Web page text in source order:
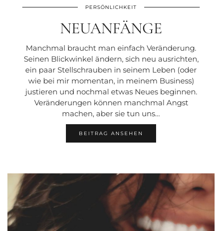
PERSÖNLICHKEIT
NEUANFÄNGE
Manchmal braucht man einfach Veränderung.
Seinen Blickwinkel ändern, sich neu ausrichten,
ein paar Stellschrauben in seinem Leben (oder
wie bei mir momentan, in meinem Business)
justieren und nochmal etwas Neues beginnen.
Veränderungen können manchmal Angst
machen, aber sie tun uns…
BEITRAG ANSEHEN